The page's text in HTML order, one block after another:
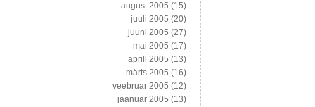
august 2005 (15)
juuli 2005 (20)
juuni 2005 (27)
mai 2005 (17)
aprill 2005 (13)
märts 2005 (16)
veebruar 2005 (12)
jaanuar 2005 (13)